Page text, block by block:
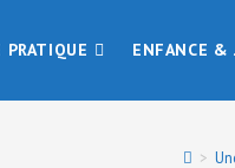
PRATIQUE ENFANCE &
>